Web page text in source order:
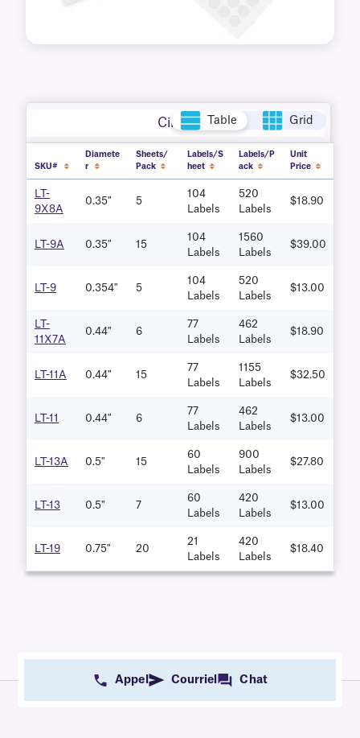
Circle Table Grid
SKU#
Diamete
r
Sheets/
Pack
Labels/S
heet
Labels/P
ack
Unit
Price
LT-
9X8A
0.35" 5
104
Labels
520
Labels
$18.90
LT-9A 0.35" 15
104
Labels
1560
Labels
$39.00
LT-9 0.354" 5
104
Labels
520
Labels
$13.00
LT-
11X7A
0.44" 6
77
Labels
462
Labels
$18.90
LT-11A 0.44" 15
77
Labels
1155
Labels
$32.50
LT-11 0.44" 6
77
Labels
462
Labels
$13.00
LT-13A 0.5" 15
60
Labels
900
Labels
$27.80
LT-13 0.5" 7
60
Labels
420
Labels
$13.00
LT-19 0.75" 20
21
Labels
420
Labels
$18.40
Appel Courriel Chat